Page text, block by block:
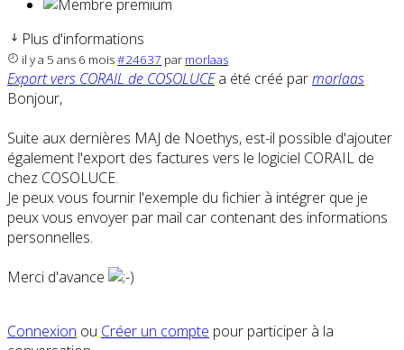
Plus d'informations
il y a 5 ans 6 mois#24637 par morlaas
Export vers CORAIL de COSOLUCEa été créé parmorlaas
Bonjour,
Suite aux dernières MAJ de Noethys, est-il possible d'ajouter
également l'export des factures vers le logiciel CORAIL de
chez COSOLUCE.
Je peux vous fournir l'exemple du fichier à intégrer que je
peux vous envoyer par mail car contenant des informations
personnelles.
Merci d'avance
Connexion ou Créer un compte pour participer à la